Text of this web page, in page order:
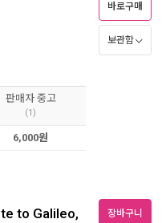
바로구매
보관함
판매자 중고
(1)
6,000원
to Galileo, 장바구니